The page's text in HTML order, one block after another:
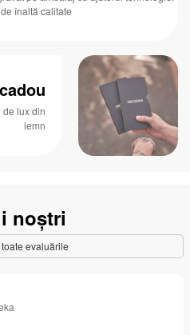
înaltă calitate
de lux din
lemn
noștri
evaluările